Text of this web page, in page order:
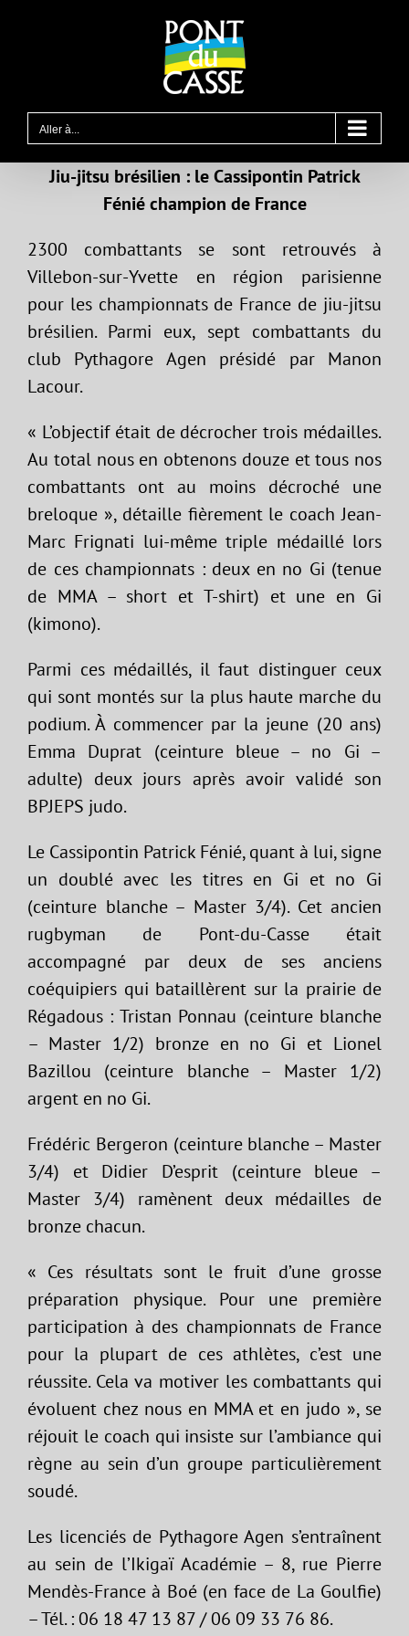
Aller à...
Jiu-jitsu brésilien : le Cassipontin Patrick
Fénié champion de France
2300 combattants se sont retrouvés à
Villebon-sur-Yvette en région parisienne
pour les championnats de France de jiu-jitsu
brésilien. Parmi eux, sept combattants du
club Pythagore Agen présidé par Manon
Lacour.
« L’objectif était de décrocher trois médailles.
Au total nous en obtenons douze et tous nos
combattants ont au moins décroché une
breloque », détaille fièrement le coach Jean-
Marc Frignati lui-même triple médaillé lors
de ces championnats : deux en no Gi (tenue
de MMA – short et T-shirt) et une en Gi
(kimono).
Parmi ces médaillés, il faut distinguer ceux
qui sont montés sur la plus haute marche du
podium. À commencer par la jeune (20 ans)
Emma Duprat (ceinture bleue – no Gi –
adulte) deux jours après avoir validé son
BPJEPS judo.
Le Cassipontin Patrick Fénié, quant à lui, signe
un doublé avec les titres en Gi et no Gi
(ceinture blanche – Master 3/4). Cet ancien
rugbyman de Pont-du-Casse était
accompagné par deux de ses anciens
coéquipiers qui bataillèrent sur la prairie de
Régadous : Tristan Ponnau (ceinture blanche
– Master 1/2) bronze en no Gi et Lionel
Bazillou (ceinture blanche – Master 1/2)
argent en no Gi.
Frédéric Bergeron (ceinture blanche – Master
3/4) et Didier D’esprit (ceinture bleue –
Master 3/4) ramènent deux médailles de
bronze chacun.
« Ces résultats sont le fruit d’une grosse
préparation physique. Pour une première
participation à des championnats de France
pour la plupart de ces athlètes, c’est une
réussite. Cela va motiver les combattants qui
évoluent chez nous en MMA et en judo », se
réjouit le coach qui insiste sur l’ambiance qui
règne au sein d’un groupe particulièrement
soudé.
Les licenciés de Pythagore Agen s’entraînent
au sein de l’Ikigaï Académie – 8, rue Pierre
Mendès-France à Boé (en face de La Goulfie)
– Tél. : 06 18 47 13 87 / 06 09 33 76 86.